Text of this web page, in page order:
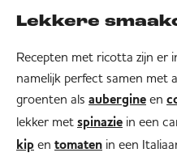
Lekkere
Recepten met ricotta zijn er
namelijk perfect samen met
groenten als aubergine en
lekker met spinazie in een
kip en tomaten in een